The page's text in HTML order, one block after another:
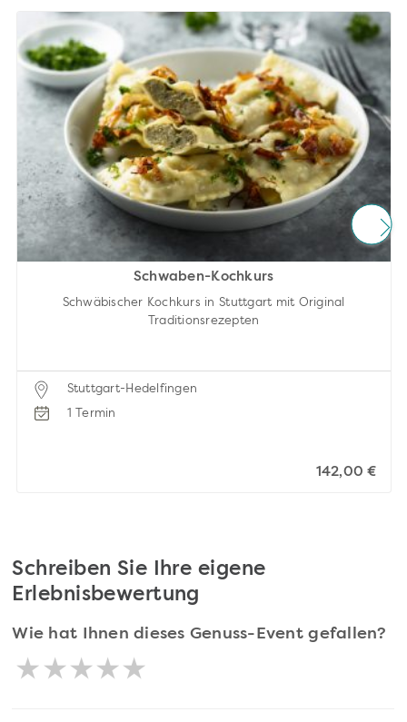
Schwaben-Kochkurs
Schwäbischer Kochkurs in Stuttgart mit Original
Traditionsrezepten
Stuttgart-Hedelfingen
1 Termin
142,00 €
Schreiben Sie Ihre eigene
Erlebnisbewertung
Wie hat Ihnen dieses Genuss-Event gefallen?